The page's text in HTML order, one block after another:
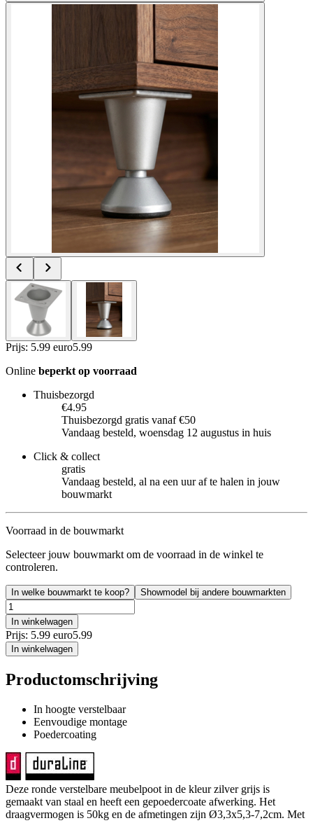
Prijs: 5.99 euro5.99
Online beperkt op voorraad
Thuisbezorgd
€4.95
Thuisbezorgd gratis vanaf €50
Vandaag besteld, woensdag 12 augustus in huis
Click & collect
gratis
Vandaag besteld, al na een uur af te halen in jouw
bouwmarkt
Voorraad in de bouwmarkt
Selecteer jouw bouwmarkt om de voorraad in de winkel te
controleren.
In welke bouwmarkt te koop? Showmodel bij andere bouwmarkten
In winkelwagen
Prijs: 5.99 euro5.99
In winkelwagen
Productomschrijving
In hoogte verstelbaar
Eenvoudige montage
Poedercoating
Deze ronde verstelbare meubelpoot in de kleur zilver grijs is
gemaakt van staal en heeft een gepoedercoate afwerking. Het
draagvermogen is 50kg en de afmetingen zijn Ø3,3x5,3-7,2cm. Met